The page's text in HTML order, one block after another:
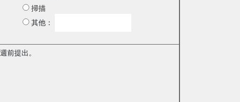
掃描
其他：
前提出。